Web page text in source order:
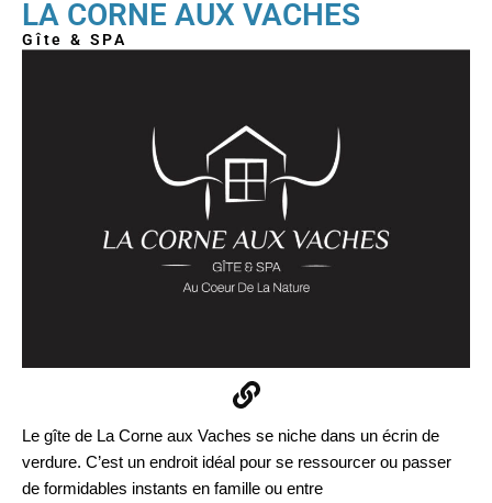
LA CORNE AUX VACHES
Gîte & SPA
Le gîte de La Corne aux Vaches se niche dans un écrin de
verdure. C’est un endroit idéal pour se ressourcer ou passer
de formidables instants en famille ou entre